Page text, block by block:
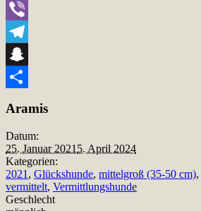
WhatsApp
Viber
Telegram
Snapchat
Aramis
Datum:
25. Januar 2021 5. April 2024
Kategorien:
2021 , Glückshunde, mittelgroß (35-50 cm),
vermittelt, Vermittlungshunde
Geschlecht